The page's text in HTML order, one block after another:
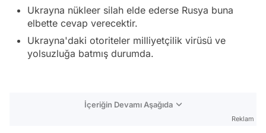
Ukrayna nükleer silah elde ederse Rusya buna
elbette cevap verecektir.
Ukrayna'daki otoriteler milliyetçilik virüsü ve
yolsuzluğa batmış durumda.
İçeriğin Devamı Aşağıda
Reklam